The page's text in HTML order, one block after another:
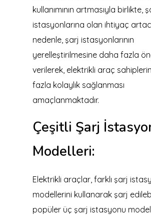
kullanımının artmasıyla birlikte,
istasyonlarına olan ihtiyaç
nedenle, şarj istasyonlarının
yerelleştirilmesine daha fazla
verilerek, elektrikli araç
fazla kolaylık sağlanması
amaçlanmaktadır.
Çeşitli Şarj
Modelleri:
Elektrikli araçlar, farklı şarj
modellerini kullanarak şarj
popüler üç şarj istasyonu modeli